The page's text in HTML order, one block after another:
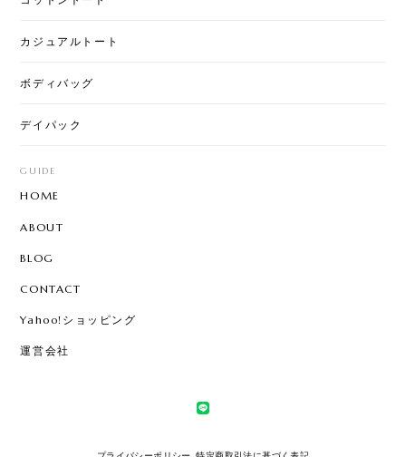
カジュアルトート
ボディバッグ
デイパック
GUIDE
HOME
ABOUT
BLOG
CONTACT
Yahoo!ショッピング
運営会社